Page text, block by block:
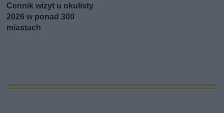
Cennik wizyt u okulisty
2026 w ponad 300
miastach